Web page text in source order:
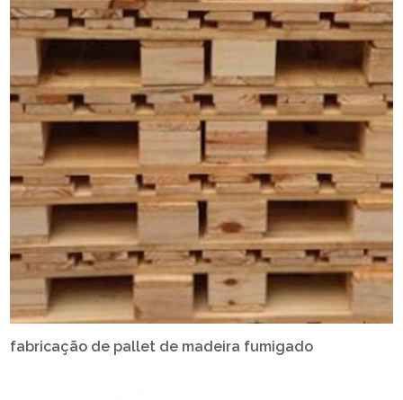
fabricação de pallet de madeira fumigado